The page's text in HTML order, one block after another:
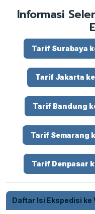
Informasi
Tarif Surabaya
Tarif Jakarta
Tarif Bandung
Tarif Semarang
Tarif Denpasar
Daftar Isi Ekspedisi ke